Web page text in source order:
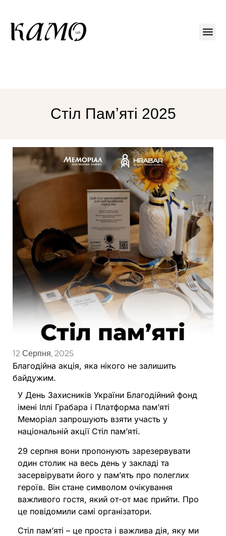
Стіл Памʼяті 2025
12 Серпня, 2025
Благодійна акція, яка нікого не залишить
байдужим.
У День Захисників України Благодійний фонд
імені Іллі Грабара і Платформа пам’яті
Меморіал запрошують взяти участь у
національній акції Стіл памʼяті.
29 серпня вони пропонують зарезервувати
один столик на весь день у закладі та
засервірувати його у памʼять про полеглих
героїв. Він стане символом очікування
важливого гостя, який от-от має прийти. Про
це повідомили самі організатори.
Стіл пам’яті – це проста і важлива дія, яку ми